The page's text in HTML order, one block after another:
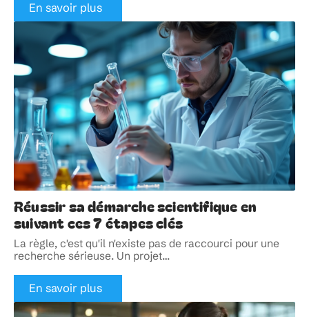
En savoir plus
Réussir sa démarche scientifique en
suivant ces 7 étapes clés
La règle, c'est qu'il n'existe pas de raccourci pour une
recherche sérieuse. Un projet…
En savoir plus